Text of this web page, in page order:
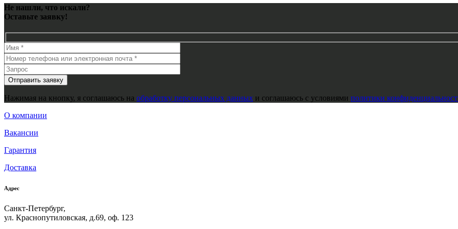
Не нашли, что искали?
Оставьте заявку!
Нажимая на кнопку, я соглашаюсь на обработку персональных данных и соглашаюсь с условиями политики
О компании
Вакансии
Гарантия
Доставка
Адрес
Санкт-Петербург,
ул. Краснопутиловская, д.69, оф. 123